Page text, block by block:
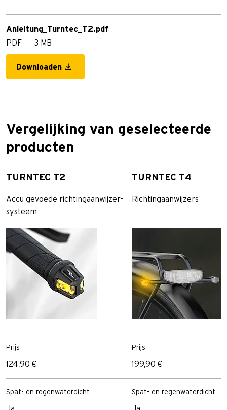
Anleitung_Turntec_T2.pdf
PDF
3 MB
Downloaden
Vergelijking van geselecteerde
producten
TURNTEC T2
Accu gevoede richtingaanwijzer-
systeem
Prijs
124,90 €
Spat- en regenwaterdicht
TURNTEC T4
Richtingaanwijzers
Prijs
199,90 €
Spat- en regenwaterdicht